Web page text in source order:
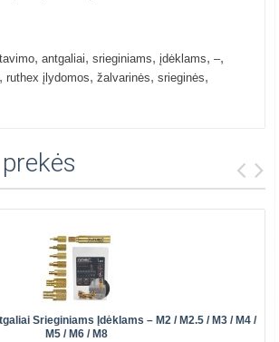
, antgaliai, srieginiams, įdėklams, –,
, ruthex įlydomos, žalvarinės, srieginės,
Srieginiams Įdėklams – M2 / M2.5 / M3 / M4 /
M5 / M6 / M8